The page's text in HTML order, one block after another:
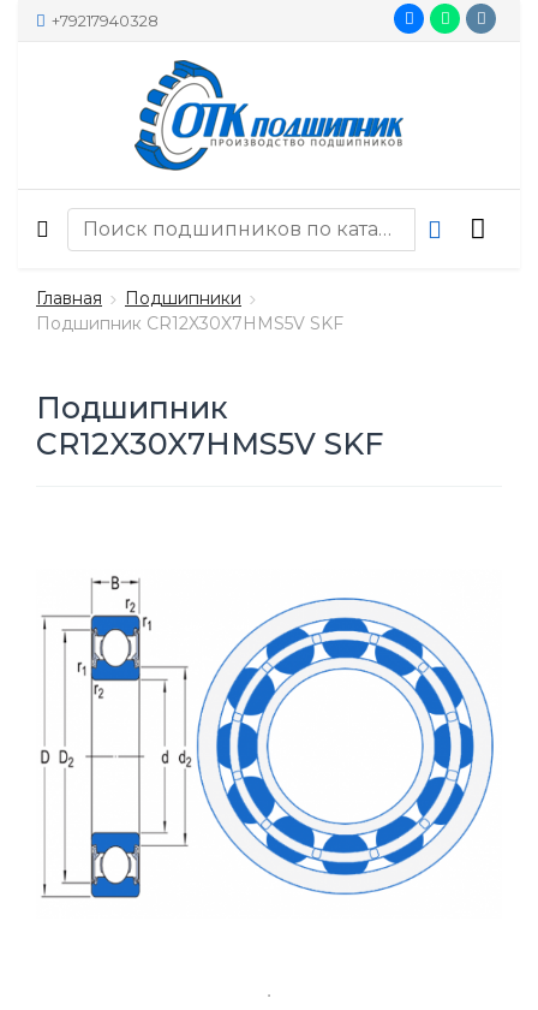
+79217940328
Главная
Подшипники
Подшипник CR12X30X7HMS5V SKF
Подшипник
CR12X30X7HMS5V SKF